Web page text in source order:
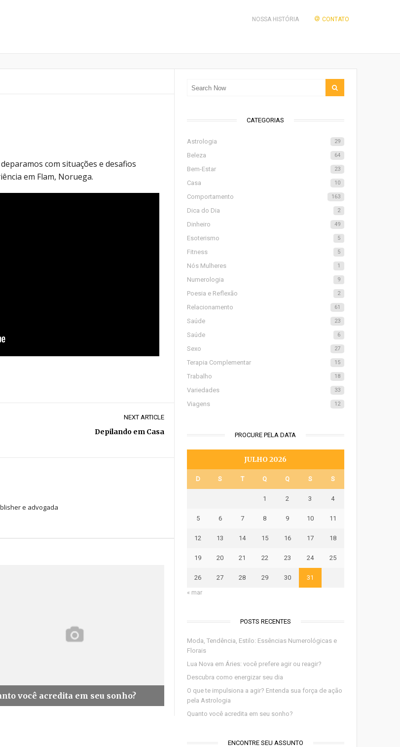
NOSSA HISTÓRIA CONTATO
com situações e desafios
em Flam, Noruega.
NEXT ARTICLE
Depilando em Casa
e advogada
você acredita em seu sonho?
CATEGORIAS
Astrologia 29
Beleza 64
Bem-Estar 23
Casa 10
Comportamento 163
Dica do Dia 2
Dinheiro 49
Esoterismo 5
Fitness 5
Nós Mulheres 1
Numerologia 9
Poesia e Reflexão 2
Relacionamento 61
Saúde 23
Saúde 6
Sexo 27
Terapia Complementar 15
Trabalho 18
Variedades 33
Viagens 12
PROCURE PELA DATA
JULHO 2026
D S T Q Q S S
1 2 3 4
5 6 7 8 9 10 11
12 13 14 15 16 17 18
19 20 21 22 23 24 25
26 27 28 29 30
31
« mar
POSTS RECENTES
Moda, Tendência, Estilo: Essências Numerológicas e
Florais
Lua Nova em Áries: você prefere agir ou reagir?
Descubra como energizar seu dia
O que te impulsiona a agir? Entenda sua força de ação
pela Astrologia
Quanto você acredita em seu sonho?
ENCONTRE SEU ASSUNTO